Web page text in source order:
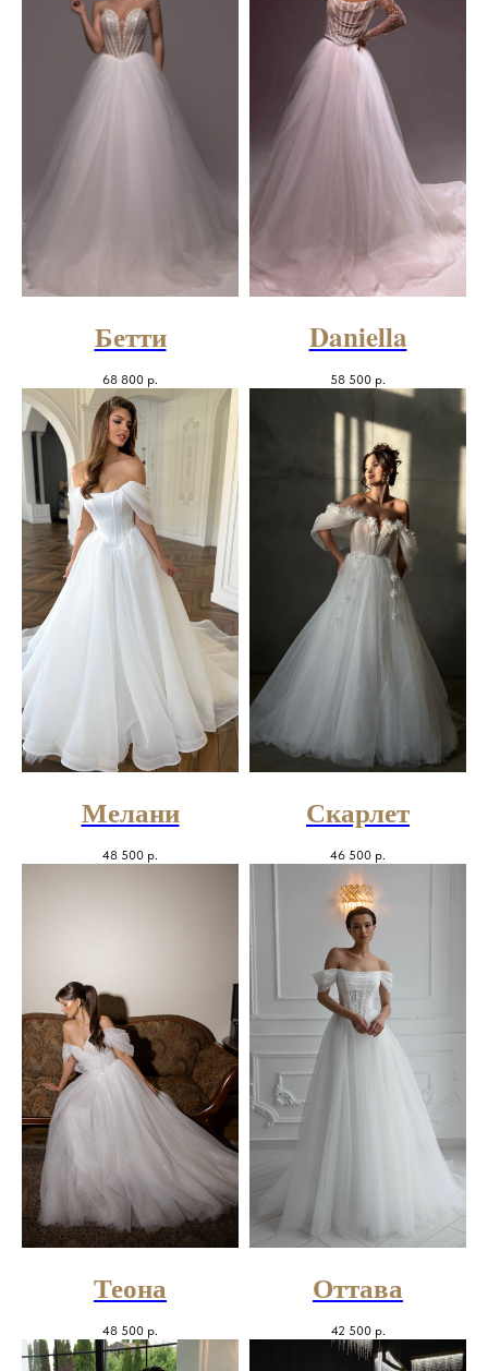
Бетти
68 800 р.
Daniella
58 500 р.
Мелани
48 500 р.
Скарлет
46 500 р.
Теона
48 500 р.
Оттава
42 500 р.